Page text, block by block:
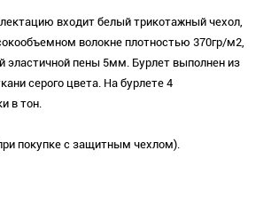
входит белый трикотажный чехол,
волокне плотностью 370гр/м2,
эластичной пены 5мм. Бурлет выполнен из
серого цвета. На бурлете 4
в тон.
покупке с защитным чехлом).